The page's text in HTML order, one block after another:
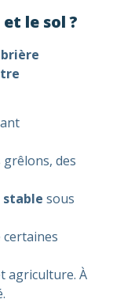
le sol ?
grêlons, des
stable sous
agriculture. À